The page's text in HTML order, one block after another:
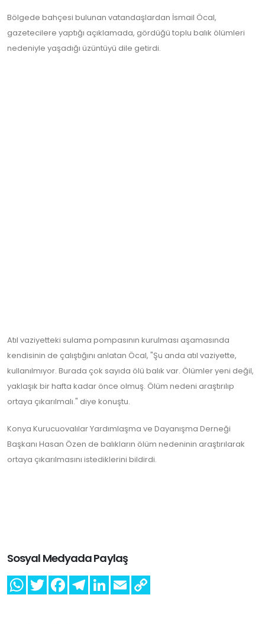
Bölgede bahçesi bulunan vatandaşlardan İsmail Öcal,
gazetecilere yaptığı açıklamada, gördüğü toplu balık ölümleri
nedeniyle yaşadığı üzüntüyü dile getirdi.
Atıl vaziyetteki sulama pompasının kurulması aşamasında
kendisinin de çalıştığını anlatan Öcal, "Şu anda atıl vaziyette,
kullanılmıyor. Burada çok sayıda ölü balık var. Ölümler yeni değil,
yaklaşık bir hafta kadar önce olmuş. Ölüm nedeni araştırılıp
ortaya çıkarılmalı." diye konuştu.
Konya Kurucuovalılar Yardımlaşma ve Dayanışma Derneği
Başkanı Hasan Özen de balıkların ölüm nedeninin araştırılarak
ortaya çıkarılmasını istediklerini bildirdi.
Sosyal Medyada Paylaş